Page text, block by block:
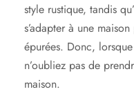
style rustique, tandis
s’adapter à une
épurées. Donc,
n’oubliez pas de
maison.